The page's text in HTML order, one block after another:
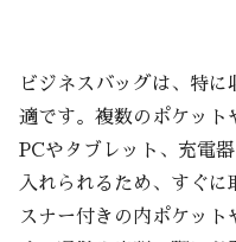
ビジネスバッグは、特
適です。複数のポケット
PCやタブレット、充電
入れられるため、すぐに
スナー付きの内ポケッ